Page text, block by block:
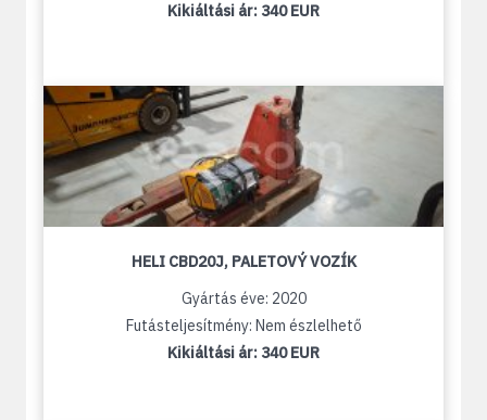
Kikiáltási ár: 340 EUR
HELI CBD20J, PALETOVÝ VOZÍK
Gyártás éve: 2020
Futásteljesítmény: Nem észlelhető
Kikiáltási ár: 340 EUR